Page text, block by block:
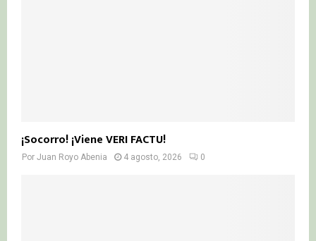
¡Socorro! ¡Viene VERI FACTU!
Por Juan Royo Abenia 4 agosto, 2026 0